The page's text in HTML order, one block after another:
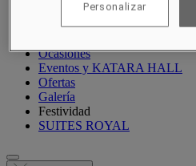
Restaurantes
Bienestar
Ocasiones
Eventos y KATARA HALL
Ofertas
Galería
Festividad
SUITES ROYAL
Personalizar